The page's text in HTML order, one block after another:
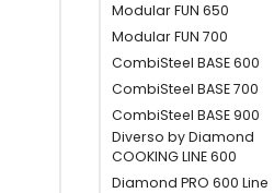
Modular FUN 650
Modular FUN 700
CombiSteel BASE 600
CombiSteel BASE 700
CombiSteel BASE 900
Diverso by Diamond
COOKING LINE 600
Diamond PRO 600 Line